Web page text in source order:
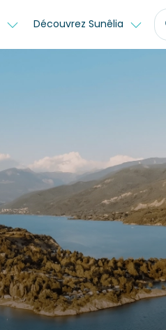
Découvrez Sunêlia